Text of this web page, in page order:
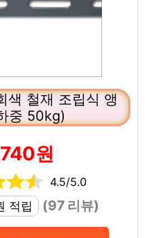
색 철재 조립식 앵
중 50kg)
원
4.5/5.0
적립
(97 리뷰)